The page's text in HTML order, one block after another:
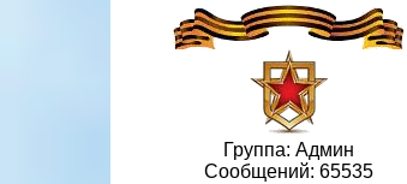
Группа: Админ
Сообщений: 65535